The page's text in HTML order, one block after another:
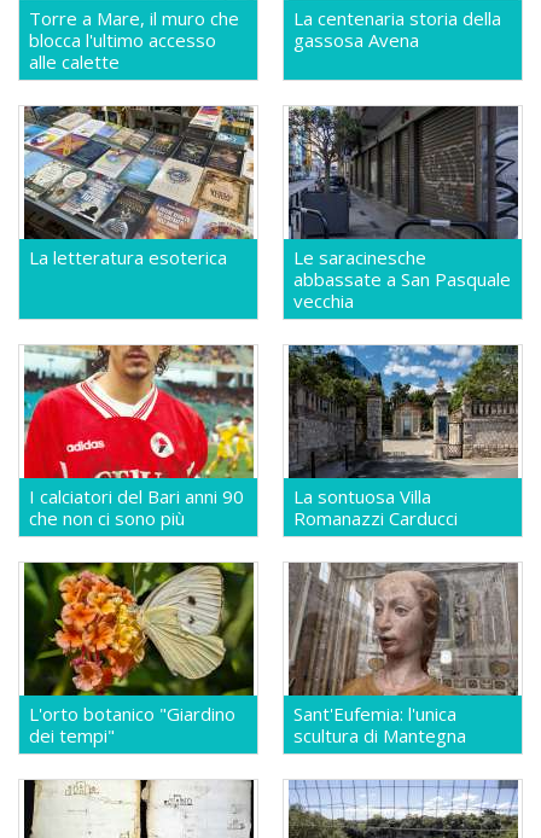
Torre a Mare, il muro che
blocca l'ultimo accesso
alle calette
La centenaria storia della
gassosa Avena
La letteratura esoterica
Le saracinesche
abbassate a San Pasquale
vecchia
I calciatori del Bari anni 90
che non ci sono più
La sontuosa Villa
Romanazzi Carducci
L'orto botanico "Giardino
dei tempi"
Sant'Eufemia: l'unica
scultura di Mantegna